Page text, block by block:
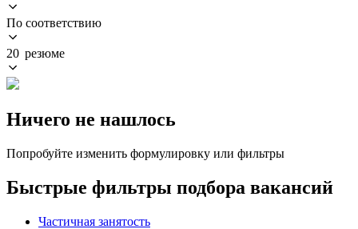
По соответствию
20 резюме
Ничего не нашлось
Попробуйте изменить формулировку или фильтры
Быстрые фильтры подбора вакансий
Частичная занятость